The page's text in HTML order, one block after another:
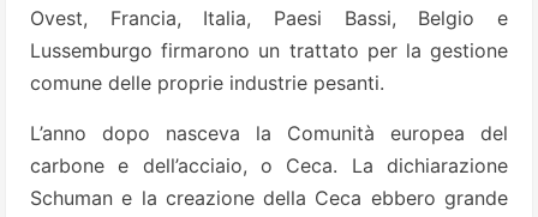
Ovest, Francia, Italia, Paesi Bassi, Belgio e
Lussemburgo firmarono un trattato per la gestione
comune delle proprie industrie pesanti.
L’anno dopo nasceva la Comunità europea del
carbone e dell’acciaio, o Ceca. La dichiarazione
Schuman e la creazione della Ceca ebbero grande